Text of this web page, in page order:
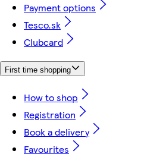
Payment options
Tesco.sk
Clubcard
First time shopping
How to shop
Registration
Book a delivery
Favourites